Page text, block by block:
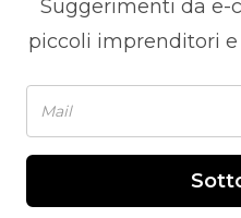
Suggerimenti da e-
piccoli imprenditori